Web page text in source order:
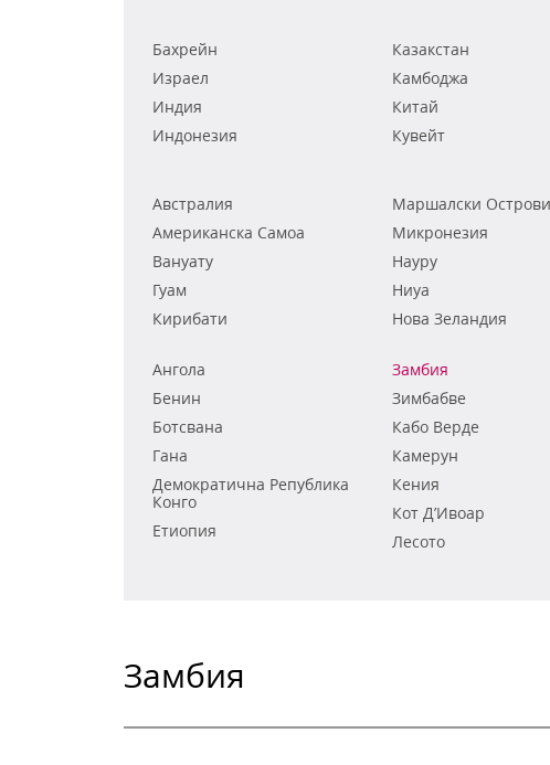
Бахрейн
Израел
Индия
Индонезия
Казакстан
Камбоджа
Китай
Кувейт
Австралия
Американска Самоа
Вануату
Гуам
Кирибати
Маршалски Острови
Микронезия
Науру
Ниуа
Нова Зеландия
Ангола
Бенин
Ботсвана
Гана
Демократична Република
Конго
Етиопия
Замбия
Зимбабве
Кабо Верде
Камерун
Кения
Кот Д’Ивоар
Лесото
Замбия